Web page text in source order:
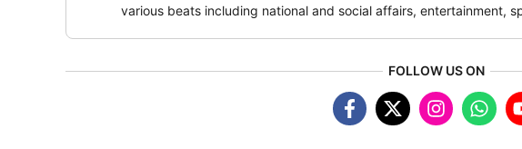
various beats including national and social affairs, entertainment,
FOLLOW US ON